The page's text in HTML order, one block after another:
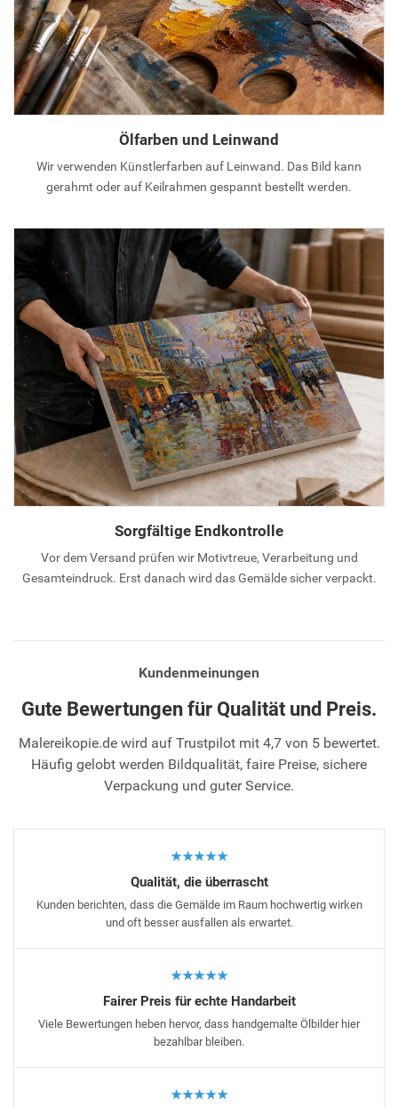
Ölfarben und Leinwand
Wir verwenden Künstlerfarben auf Leinwand. Das Bild kann
gerahmt oder auf Keilrahmen gespannt bestellt werden.
Sorgfältige Endkontrolle
Vor dem Versand prüfen wir Motivtreue, Verarbeitung und
Gesamteindruck. Erst danach wird das Gemälde sicher verpackt.
Kundenmeinungen
Gute Bewertungen für Qualität und Preis.
Malereikopie.de wird auf Trustpilot mit 4,7 von 5 bewertet.
Häufig gelobt werden Bildqualität, faire Preise, sichere
Verpackung und guter Service.
★★★★★
Qualität, die überrascht
Kunden berichten, dass die Gemälde im Raum hochwertig wirken
und oft besser ausfallen als erwartet.
★★★★★
Fairer Preis für echte Handarbeit
Viele Bewertungen heben hervor, dass handgemalte Ölbilder hier
bezahlbar bleiben.
★★★★★